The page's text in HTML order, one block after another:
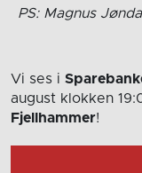
PS: Magnus
Vi ses i
august klokken
Fjellhammer!